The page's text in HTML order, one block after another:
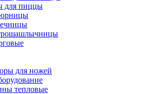
для пиццы
для ножей
тепловые